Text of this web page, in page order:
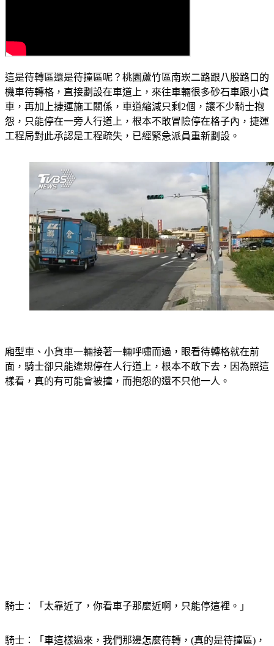
這是待轉區還是待撞區呢？桃園蘆竹區南崁二路跟八股路口的
機車待轉格，直接劃設在車道上，來往車輛很多砂石車跟小貨
車，再加上捷運施工關係，車道縮減只剩2個，讓不少騎士抱
怨，只能停在一旁人行道上，根本不敢冒險停在格子內，捷運
工程局對此承認是工程疏失，已經緊急派員重新劃設。
廂型車、小貨車一輛接著一輛呼嘯而過，眼看待轉格就在前
面，騎士卻只能違規停在人行道上，根本不敢下去，因為照這
樣看，真的有可能會被撞，而抱怨的還不只他一人。
騎士：「太靠近了，你看車子那麼近啊，只能停這裡。」
騎士：「車這樣過來，我們那邊怎麼待轉，(真的是待撞區)，